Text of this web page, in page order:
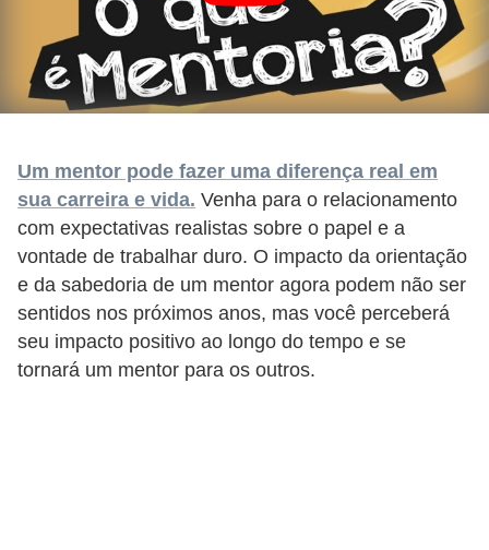
Um mentor pode fazer uma diferença real em
sua carreira e vida. Venha para o relacionamento
com expectativas realistas sobre o papel e a
vontade de trabalhar duro. O impacto da orientação
e da sabedoria de um mentor agora podem não ser
sentidos nos próximos anos, mas você perceberá
seu impacto positivo ao longo do tempo e se
tornará um mentor para os outros.